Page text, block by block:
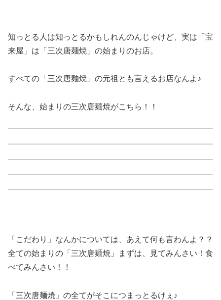
知っとる人は知っとるかもしれんのんじゃけど、実は「宝
来屋」は「三次唐麺焼」の始まりのお店。
すべての「三次唐麺焼」の元祖とも言えるお店なんよ♪
そんな、始まりの三次唐麺焼がこちら！！
「こだわり」なんかについては、あえて何も言わんよ？？
全ての始まりの「三次唐麺焼」まずは、見てみんさい！食
べてみんさい！！
「三次唐麺焼」の全てがそこにつまっとるけぇ♪